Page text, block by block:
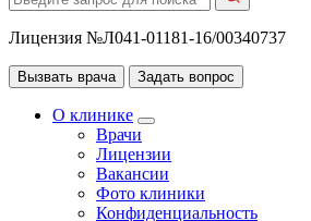
Лицензия №Л041-01181-16/00340737
Вызвать врача Задать вопрос
О клинике
Врачи
Лицензии
Вакансии
Фото клиники
Конфиденциальность